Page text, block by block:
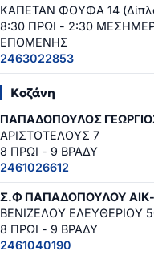
ΚΑΠΕΤΑΝ ΦΟΥΦΑ 14
8:30 ΠΡΩΙ - 2:30
ΕΠΟΜΕΝΗΣ
2463022853
Κοζάνη
ΠΑΠΑΔΟΠΟΥΛΟΣ
ΑΡΙΣΤΟΤΕΛΟΥΣ 7
8 ΠΡΩΙ - 9 ΒΡΑΔΥ
2461026612
Σ.Φ ΠΑΠΑΔΟΠΟΥΛΟΥ
ΒΕΝΙΖΕΛΟΥ ΕΛΕΥΘΕΡΙΟΥ
8 ΠΡΩΙ - 9 ΒΡΑΔΥ
2461040190